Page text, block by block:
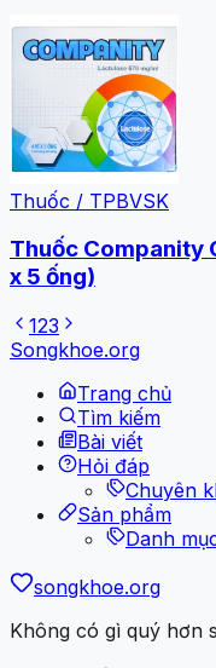
Thuốc / TPBVSK
Thuốc Companity
x 5 ống)
123
Songkhoe.org
Trang chủ
Tìm kiếm
Bài viết
Hỏi đáp
Chuyên
Sản phẩm
Danh
songkhoe.org
Không có gì quý hơn